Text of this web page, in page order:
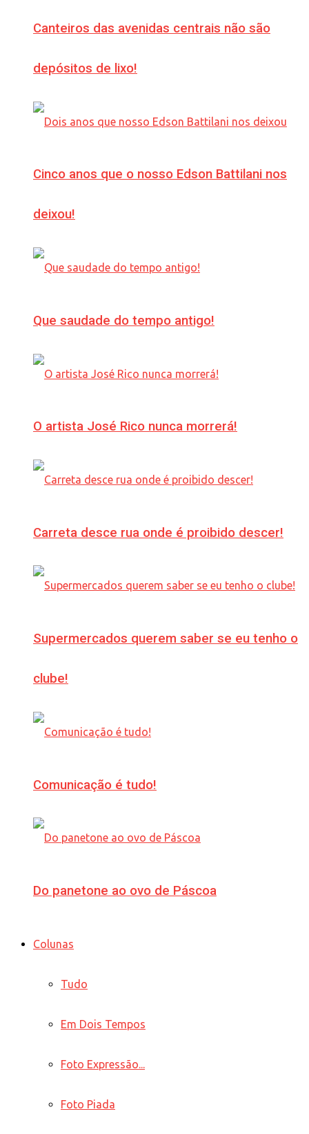
Canteiros das avenidas centrais não são
depósitos de lixo!
Cinco anos que o nosso Edson Battilani nos
deixou!
Que saudade do tempo antigo!
O artista José Rico nunca morrerá!
Carreta desce rua onde é proibido descer!
Supermercados querem saber se eu tenho o
clube!
Comunicação é tudo!
Do panetone ao ovo de Páscoa
Colunas
Tudo
Em Dois Tempos
Foto Expressão...
Foto Piada